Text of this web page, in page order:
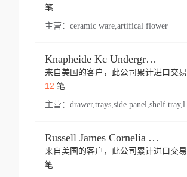
笔
主营： ceramic ware,artifical flower
Knapheide Kc Underground
来自美国的客户，此公司累计进口交易
12 笔
主营：
Russell James Cornelia Arlington Va
来自美国的客户，此公司累计进口交易
笔